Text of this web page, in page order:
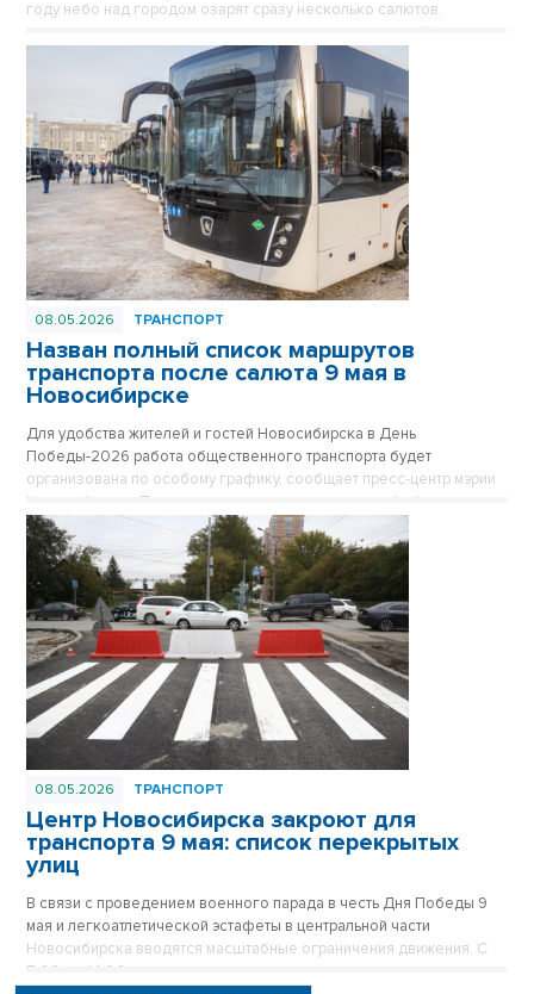
году небо над городом озарят сразу несколько салютов,
мегаполиса, чтобы жители могли встретить праздник рядом с
08.05.2026 ТРАНСПОРТ
Назван полный список маршрутов
транспорта после салюта 9 мая в
Новосибирске
Для удобства жителей и гостей Новосибирска в День
Победы-2026 работа общественного транспорта будет
организована по особому графику, сообщает пресс-центр мэрии
Новосибирска. После завершения праздничного фейерверка в
22.00 в ключевых точках города будут сформированы колонны
автобусов, троллейбусов и трамваев, которые развезут
пассажиров в отдаленные микрорайоны. Отправление транспорта
будет осуществляться по мере наполняемости салонов.
08.05.2026 ТРАНСПОРТ
Центр Новосибирска закроют для
транспорта 9 мая: список перекрытых
улиц
В связи с проведением военного парада в честь Дня Победы 9
мая и легкоатлетической эстафеты в центральной части
Новосибирска вводятся масштабные ограничения движения. С
7:00 до 14:00 десятки улиц станут пешеходными, а стоянка